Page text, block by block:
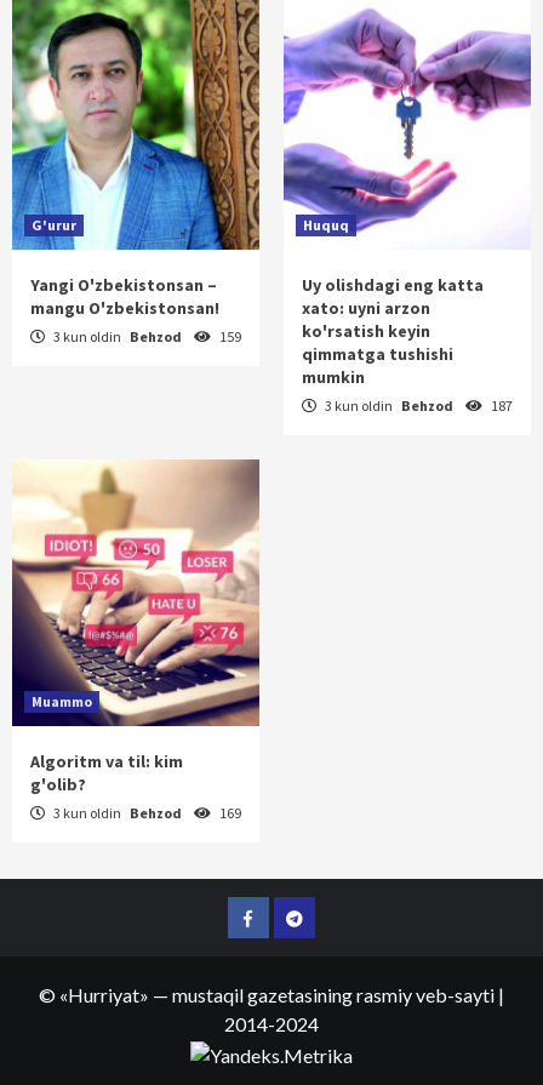
G'urur
Yangi O'zbekistonsan –
mangu O'zbekistonsan!
3 kun oldin Behzod 159
Huquq
Uy olishdagi eng katta
xato: uyni arzon
ko'rsatish keyin
qimmatga tushishi
mumkin
3 kun oldin Behzod 187
Muammo
Algoritm va til: kim
g'olib?
3 kun oldin Behzod 169
FacebookTelegram
© «Hurriyat» — mustaqil gazetasining rasmiy veb-sayti |
2014-2024